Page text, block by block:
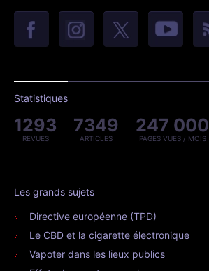
Statistiques
1293
REVUES
7349
ARTICLES
247 000
PAGES VUES / MOIS
Les grands sujets
Directive européenne (TPD)
Le CBD et la cigarette électronique
Vapoter dans les lieux publics